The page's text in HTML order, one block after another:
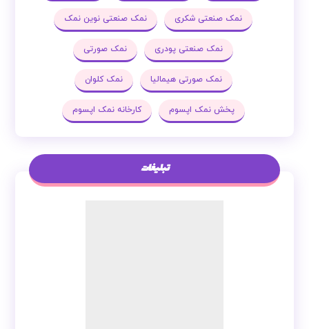
نمک صنعتی شکری نمک صنعتی نوین نمک
نمک صنعتی پودری نمک صورتی
نمک صورتی هیمالیا نمک کلوان
پخش نمک اپسوم کارخانه نمک اپسوم
تبلیغات